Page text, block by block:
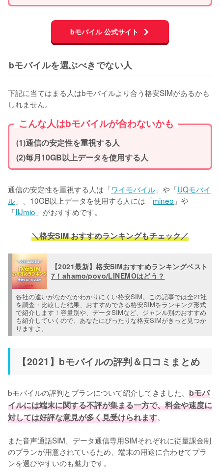
bモバイル 公式サイト
bモバイルを選ぶべきでない人
下記に当てはまる人はbモバイルより合う格安SIMがあるかも
しれません。
こんな人はbモバイルが合わないかも
(1)通信の安定性を重視する人
(2)毎月10GB以上データを使用する人
通信の安定性を重視する人は「ワイモバイル 」や「UQモバイ
ル 」、10GB以上データを使用する人には「mineo 」や
「IIJmio 」がおすすめです。
＼格安SIM おすすめランキングもチェック／
【2021最新】格安SIMおすすめランキングベスト
7！ahamo/povo/LINEMOはどう？
各社の違いがなかなかわかりにくい格安SIM。この記事では全21社
を調査・比較した結果、おすすめできる格安SIMをランキング形式
で紹介します！容量別や、データSIMなど、ジャンル別のおすすめ
も紹介していくので、あなたにぴったりな格安SIMがきっと見つか
りますよ。
【2021】bモバイルの評判＆口コミまとめ
bモバイルの評判とプランについて紹介してきました。 bモバ
イルには端末に関する不評が集まる一方で、料金や速度に
対しては好評な意見が多く見受けられます。
また音声通話SIM、データ通信専用SIMそれぞれに従量課金制
のプランが用意されているため、端末の用途に合わせてプラ
ンを選びやすいのも魅力です。